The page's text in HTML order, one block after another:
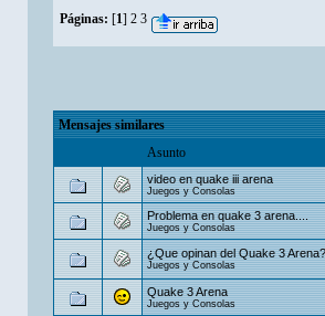
Páginas: [1] 2 3
Mensajes similares
Asunto
video en quake iii arena
Juegos y Consolas
Problema en quake 3 arena....
Juegos y Consolas
¿Que opinan del Quake 3 Arena?
Juegos y Consolas
Quake 3 Arena
Juegos y Consolas